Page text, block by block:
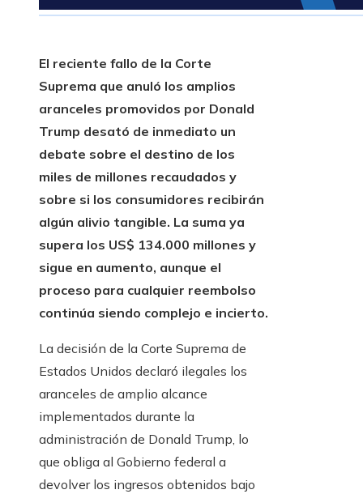
El reciente fallo de la Corte
Suprema que anuló los amplios
aranceles promovidos por Donald
Trump desató de inmediato un
debate sobre el destino de los
miles de millones recaudados y
sobre si los consumidores recibirán
algún alivio tangible. La suma ya
supera los US$ 134.000 millones y
sigue en aumento, aunque el
proceso para cualquier reembolso
continúa siendo complejo e incierto.
La decisión de la Corte Suprema de
Estados Unidos declaró ilegales los
aranceles de amplio alcance
implementados durante la
administración de Donald Trump, lo
que obliga al Gobierno federal a
devolver los ingresos obtenidos bajo